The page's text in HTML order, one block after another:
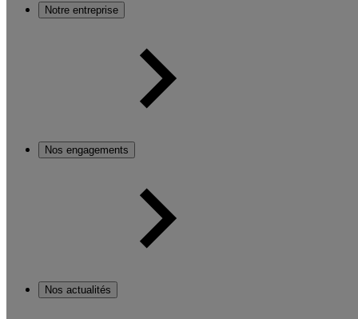
Notre entreprise
Nos engagements
Nos actualités